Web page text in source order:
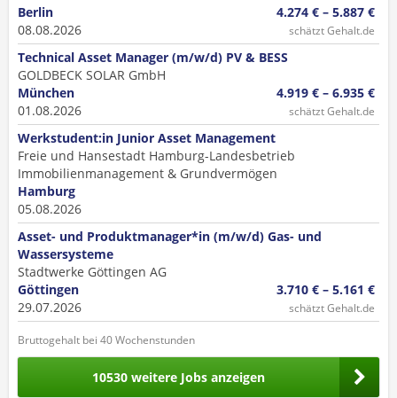
Berlin
08.08.2026
4.274 € – 5.887 €
schätzt Gehalt.de
Technical Asset Manager (m/w/d) PV & BESS
GOLDBECK SOLAR GmbH
München
01.08.2026
4.919 € – 6.935 €
schätzt Gehalt.de
Werkstudent:in Junior Asset Management
Freie und Hansestadt Hamburg-Landesbetrieb
Immobilienmanagement & Grundvermögen
Hamburg
05.08.2026
Asset- und Produktmanager*in (m/w/d) Gas- und
Wassersysteme
Stadtwerke Göttingen AG
Göttingen
29.07.2026
3.710 € – 5.161 €
schätzt Gehalt.de
Bruttogehalt bei 40 Wochenstunden
10530 weitere Jobs anzeigen